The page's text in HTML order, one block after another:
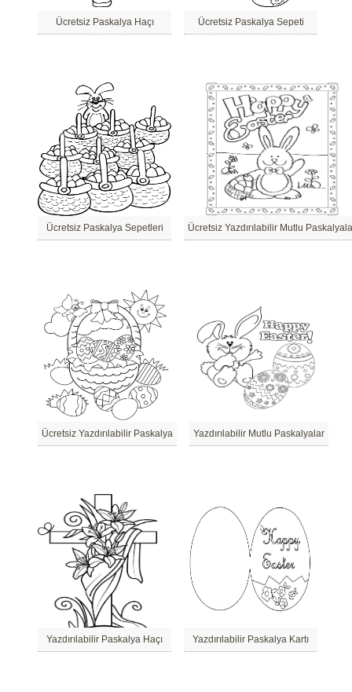
Ücretsiz Paskalya Haçı Ücretsiz Paskalya Sepeti
Ücretsiz Paskalya Sepetleri Ücretsiz Yazdırılabilir Mutlu
Ücretsiz Yazdırılabilir Paskalya Yazdırılabilir Mutlu Paskalyalar
Yazdırılabilir Paskalya Haçı Yazdırılabilir Paskalya Kartı